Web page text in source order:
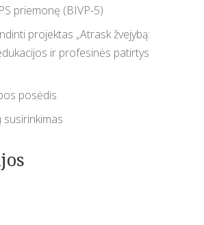
priemonę (BIVP-5)
projektas „Atrask žvejybą:
ir profesinės patirtys
posėdis